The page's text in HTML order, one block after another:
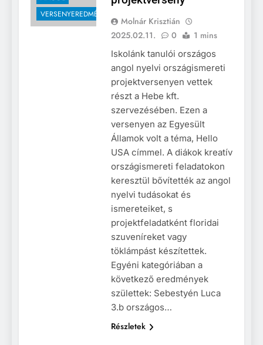
VERSENYEREDMÉNYEK
Molnár Krisztián
2025.02.11.
0 1 mins
Iskolánk tanulói országos
angol nyelvi országismereti
projektversenyen vettek
részt a Hebe kft.
szervezésében. Ezen a
versenyen az Egyesült
Államok volt a téma, Hello
USA címmel. A diákok kreatív
országismereti feladatokon
keresztül bővítették az angol
nyelvi tudásokat és
ismereteiket, s
projektfeladatként floridai
szuveníreket vagy
töklámpást készítettek.
Egyéni kategóriában a
következő eredmények
születtek: Sebestyén Luca
3.b országos…
Részletek